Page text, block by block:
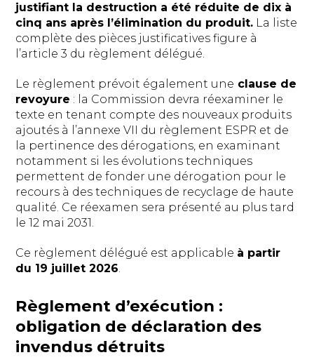
justifiant la destruction a été réduite de dix à
cinq ans après l’élimination du produit. La liste
complète des pièces justificatives figure à
l’article 3 du règlement délégué.
Le règlement prévoit également une clause de
revoyure : la Commission devra réexaminer le
texte en tenant compte des nouveaux produits
ajoutés à l’annexe VII du règlement ESPR et de
la pertinence des dérogations, en examinant
notamment si les évolutions techniques
permettent de fonder une dérogation pour le
recours à des techniques de recyclage de haute
qualité. Ce réexamen sera présenté au plus tard
le 12 mai 2031.
Ce règlement délégué est applicable à partir
du 19 juillet 2026.
Règlement d’exécution :
obligation de déclaration des
invendus détruits